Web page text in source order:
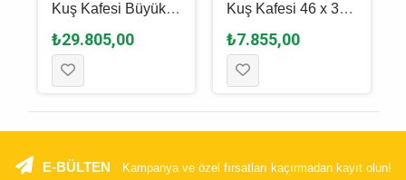
Kuş Kafesi Büyük
Si̇yah - 97 x 58 x
173.5 Cm
₺29.805,00
Kuş Kafesi 46 x 36
x 51 Cm
₺7.855,00
E-BÜLTEN Kampanya ve özel fırsatları kaçırmadan kayıt olun!